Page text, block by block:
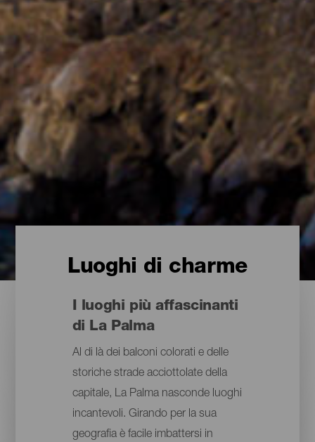
Luoghi di charme
I luoghi più affascinanti
di La Palma
Al di là dei balconi colorati e delle
storiche strade acciottolate della
capitale, La Palma nasconde luoghi
incantevoli. Girando per la sua
geografia è facile imbattersi in